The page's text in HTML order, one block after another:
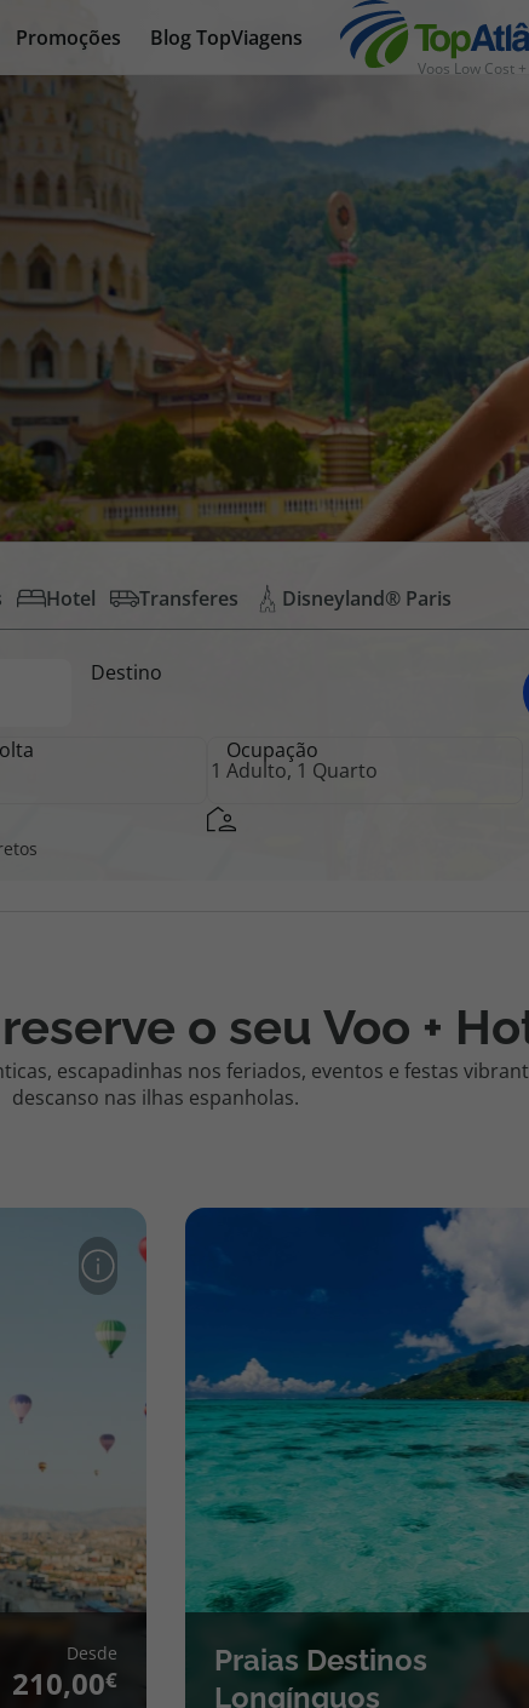
Promoções Blog TopViagens
Voos Low Cost
Hotel Transferes Disneyland® Paris
Destino
Ocupação
o seu Voo +
escapadinhas nos feriados, eventos e festas
descanso nas ilhas espanholas.
Desde
210,00
Praias Destinos
Longínquos